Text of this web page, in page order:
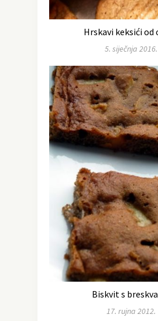
Hrskavi keksići od
5. siječnja 2016.
Biskvit s
17. rujna 2012.